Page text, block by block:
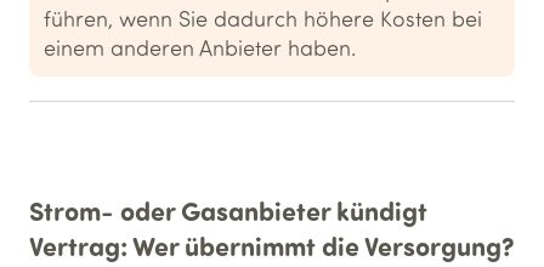
führen, wenn Sie dadurch höhere Kosten bei
einem anderen Anbieter haben.
Strom- oder Gasanbieter kündigt
Vertrag: Wer übernimmt die Versorgung?